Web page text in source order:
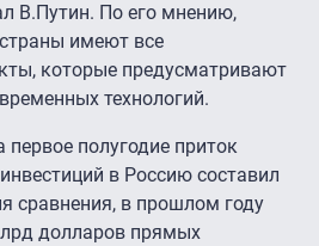
В.Путин. По его мнению,
имеют все
которые предусматривают
технологий.
первое полугодие приток
в Россию составил
сравнения, в прошлом году
долларов прямых